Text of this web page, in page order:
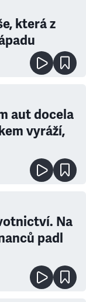
která z
aut docela
vyráží,
Na
padl